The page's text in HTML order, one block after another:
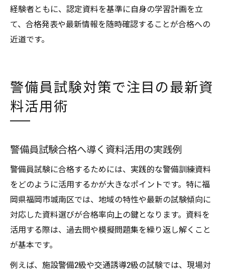
経験者ともに、認定資料を基準に自身の学習計画を立
て、合格発表や最新情報を随時確認することが合格への
近道です。
警備員試験対策で注目の最新資
料活用術
警備員試験合格へ導く資料活用の実践例
警備員試験に合格するためには、実践的な警備訓練資料
をどのように活用するかが大きなポイントです。特に福
岡県福岡市城南区では、地域の特性や最新の試験傾向に
対応した資料選びが合格率向上の鍵となります。資料を
活用する際は、過去問や模擬問題集を繰り返し解くこと
が基本です。
例えば、施設警備2級や交通誘導2級の試験では、現場対